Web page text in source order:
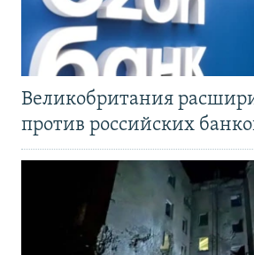
Великобритания
против российских